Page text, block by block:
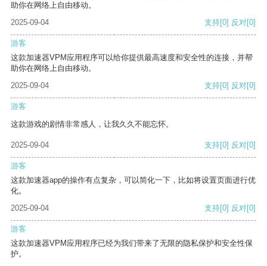
助你在网络上自由移动。
2025-09-04
支持[0] 反对[0]
游客
这款加速器VPM应用程序可以给你提供最高速度和安全性的连接，并帮
助你在网络上自由移动。
2025-09-04
支持[0] 反对[0]
游客
这款游戏的剧情非常感人，让我久久不能忘怀。
2025-09-04 支持[0] 反对[0]
游客
这款加速器app的操作有点复杂，可以简化一下，比如将设置页面进行优
化。
2025-09-04
支持[0] 反对[0]
游客
这款加速器VPM应用程序已经为我们带来了无限的隐私保护和安全性保
护。